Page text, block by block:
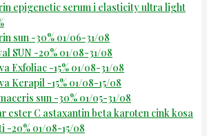
epigenetic serum i elasticity ultra light
sun -30% 01/06-31/08
SUN -20% 01/08-31/08
Exfoliac -15% 01/08-31/08
Kerapil -15% 01/08-15/08
sun -30% 01/05-31/08
ester C astaxantin beta karoten cink kosa
-20% 01/08-15/08